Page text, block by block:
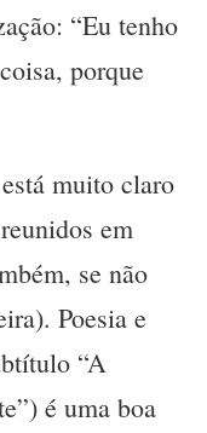
“Eu tenho
porque
muito claro
em
se não
Poesia e
“A
é uma boa